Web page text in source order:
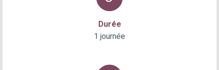
Durée
1 journée